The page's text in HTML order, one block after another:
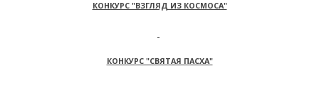
КОНКУРС "ВЗГЛЯД ИЗ КОСМОСА"
КОНКУРС "СВЯТАЯ ПАСХА"